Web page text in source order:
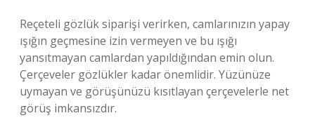
Reçeteli gözlük siparişi verirken, camlarınızın yapay
ışığın geçmesine izin vermeyen ve bu ışığı
yansıtmayan camlardan yapıldığından emin olun.
Çerçeveler gözlükler kadar önemlidir. Yüzünüze
uymayan ve görüşünüzü kısıtlayan çerçevelerle net
görüş imkansızdır.